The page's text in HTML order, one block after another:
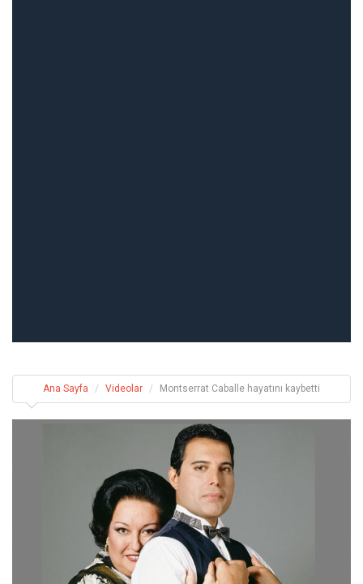
Ana Sayfa Videolar Montserrat Caballe hayatını kaybetti